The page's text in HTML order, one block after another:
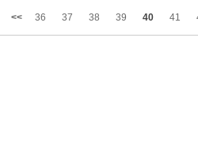
<< 36 37 38 39 40 41